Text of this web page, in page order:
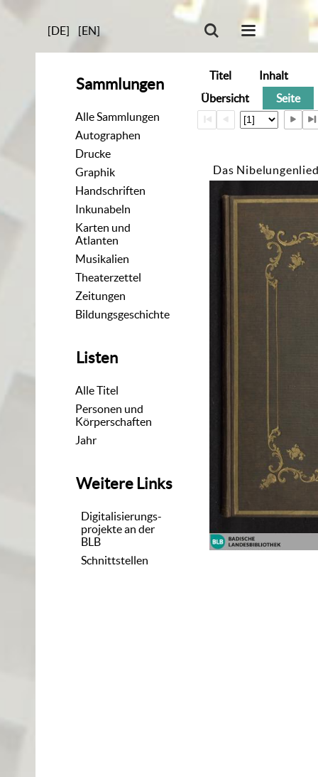
[DE] [EN]
Sammlungen
Alle Sammlungen
Autographen
Drucke
Graphik
Handschriften
Inkunabeln
Karten und
Atlanten
Musikalien
Theaterzettel
Zeitungen
Bildungsgeschichte
Listen
Alle Titel
Personen und
Körperschaften
Jahr
Weitere Links
Digitalisierungs-
projekte an der
BLB
Schnittstellen
Titel
Inhalt
Übersicht
Seite
Das